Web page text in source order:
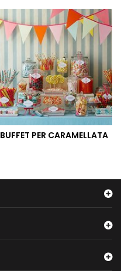
BUFFET PER CARAMELLATA